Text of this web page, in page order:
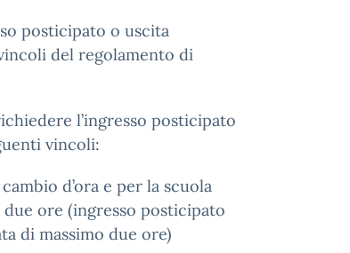
posticipato o uscita
del regolamento di
l’ingresso posticipato
vincoli:
d’ora e per la scuola
ore (ingresso posticipato
di massimo due ore)